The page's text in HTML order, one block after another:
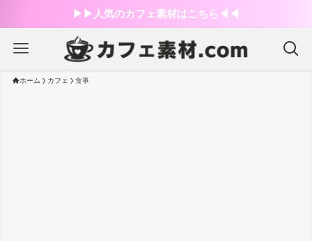
▶︎▶︎人気のカフェ素材はこちら◀︎◀︎
ホーム カフェ 食事